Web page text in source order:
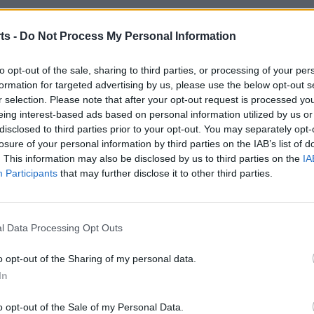
- Do Not Process My Personal Information
opt-out of the sale, sharing to third parties, or processing of your
for targeted advertising by us, please use the below opt-out
selection. Please note that after your opt-out request is processed
interest-based ads based on personal information utilized by us
to third parties prior to your opt-out. You may separately
of your personal information by third parties on the IAB’s list of
This information may also be disclosed by us to third parties on the
Participants that may further disclose it to other third parties.
Data Processing Opt Outs
opt-out of the Sharing of my personal data.
opt-out of the Sale of my Personal Data.
les quatre victòries consecutives amb les quals van
fins ara. Una altra dada destacada és el fet de veure
Josep Otero, on no han encaixat cap derrota des de
però amb molta ambició» com comentava a este mitjà
«som conscients que ens enfrontem al líder de la
que vol pujar aquesta temporada que s’ha reforçat
que se suma a tot l’arsenal que ja disposaven.
de l’equip durant el mes d’aturada de la
el partit amb la màxima ambició possible.
un partit motivador i, per contra, arranques contra
sensacions que teníem abans de Nadal, per a
un plus» reblava Balart. De cara a n’este compromís
un parell de setmanes, i Peque que encara li resta
marge de les ja conegudes de llarga durada de
ja és en la nova incorporació, Marc Aspa, que ja té